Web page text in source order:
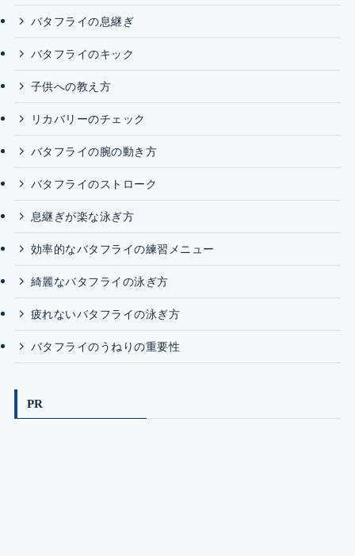
バタフライの息継ぎ
バタフライのキック
子供への教え方
リカバリーのチェック
バタフライの腕の動き方
バタフライのストローク
息継ぎが楽な泳ぎ方
効率的なバタフライの練習メニュー
綺麗なバタフライの泳ぎ方
疲れないバタフライの泳ぎ方
バタフライのうねりの重要性
PR